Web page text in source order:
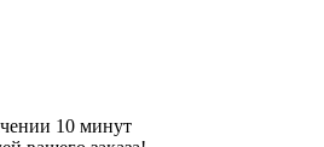
10 минут